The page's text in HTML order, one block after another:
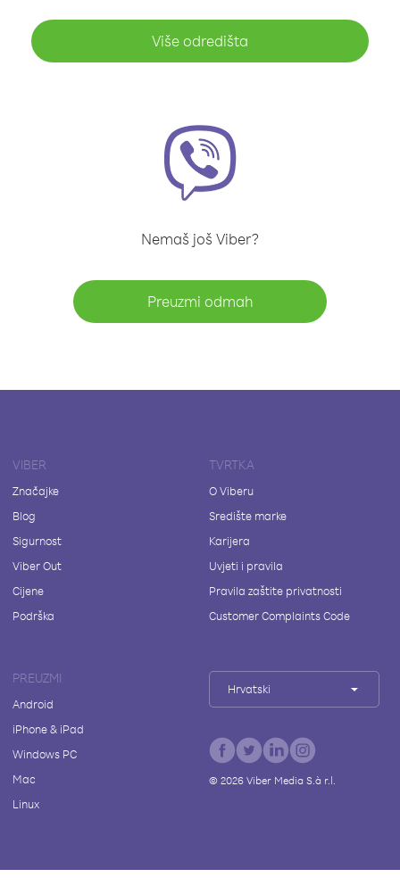
Više odredišta
Nemaš još Viber?
Preuzmi odmah
VIBER
Značajke
Blog
Sigurnost
Viber Out
Cijene
Podrška
TVRTKA
O Viberu
Središte marke
Karijera
Uvjeti i pravila
Pravila zaštite privatnosti
Customer Complaints Code
PREUZMI
Android
iPhone & iPad
Windows PC
Mac
Linux
Hrvatski
© 2026Viber Media S.à r.l.